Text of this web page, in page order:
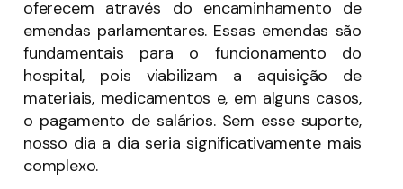
oferecem através do encaminhamento de
emendas parlamentares. Essas emendas são
fundamentais para o funcionamento do
hospital, pois viabilizam a aquisição de
materiais, medicamentos e, em alguns casos,
o pagamento de salários. Sem esse suporte,
nosso dia a dia seria significativamente mais
complexo.